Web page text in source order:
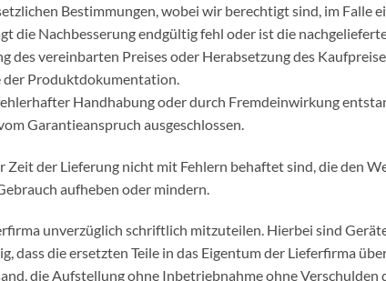
Bestimmungen, wobei wir berechtigt sind, im Falle
die Nachbesserung endgültig fehl oder ist die
des vereinbarten Preises oder Herabsetzung des
Produktdokumentation.
Handhabung oder durch Fremdeinwirkung
Garantieanspruch ausgeschlossen.
Zeit der Lieferung nicht mit Fehlern behaftet sind, die den
aufheben oder mindern.
unverzüglich schriftlich mitzuteilen. Hierbei sind
dass die ersetzten Teile in das Eigentum der Lieferfirma
die Aufstellung ohne Inbetriebnahme ohne